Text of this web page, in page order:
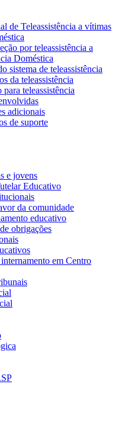
de Teleassistência a vítimas
por teleassistência a
Doméstica
sistema de teleassistência
da teleassistência
para teleassistência
adicionais
de suporte
e jovens
Educativo
da comunidade
educativo
obrigações
em Centro